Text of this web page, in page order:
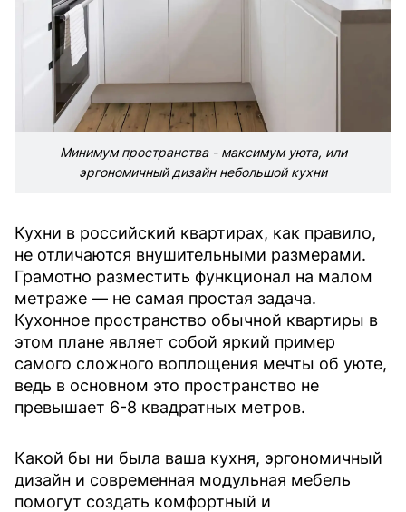
Минимум пространства - максимум уюта, или
эргономичный дизайн небольшой кухни
Кухни в российский квартирах, как правило,
не отличаются внушительными размерами.
Грамотно разместить функционал на малом
метраже — не самая простая задача.
Кухонное пространство обычной квартиры в
этом плане являет собой яркий пример
самого сложного воплощения мечты об уюте,
ведь в основном это пространство не
превышает 6-8 квадратных метров.
Какой бы ни была ваша кухня, эргономичный
дизайн и современная модульная мебель
помогут создать комфортный и